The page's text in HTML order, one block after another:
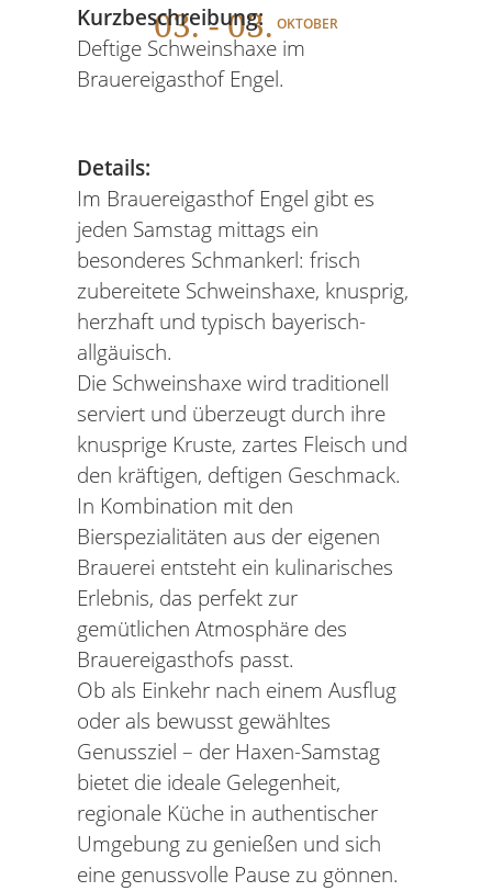
03. - 03. OKTOBER
Kurzbeschreibung:
Deftige Schweinshaxe im
Brauereigasthof Engel.
Details:
Im Brauereigasthof Engel gibt es
jeden Samstag mittags ein
besonderes Schmankerl: frisch
zubereitete Schweinshaxe, knusprig,
herzhaft und typisch bayerisch-
allgäuisch.
Die Schweinshaxe wird traditionell
serviert und überzeugt durch ihre
knusprige Kruste, zartes Fleisch und
den kräftigen, deftigen Geschmack.
In Kombination mit den
Bierspezialitäten aus der eigenen
Brauerei entsteht ein kulinarisches
Erlebnis, das perfekt zur
gemütlichen Atmosphäre des
Brauereigasthofs passt.
Ob als Einkehr nach einem Ausflug
oder als bewusst gewähltes
Genussziel – der Haxen-Samstag
bietet die ideale Gelegenheit,
regionale Küche in authentischer
Umgebung zu genießen und sich
eine genussvolle Pause zu gönnen.